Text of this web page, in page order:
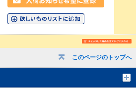
このページのトップへ